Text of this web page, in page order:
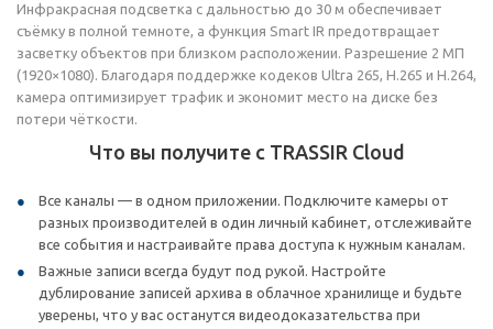
Инфракрасная подсветка с дальностью до 30 м обеспечивает
съёмку в полной темноте, а функция Smart IR предотвращает
засветку объектов при близком расположении. Разрешение 2 МП
(1920×1080). Благодаря поддержке кодеков Ultra 265, H.265 и H.264,
камера оптимизирует трафик и экономит место на диске без
потери чёткости.
Что вы получите с TRASSIR Cloud
Все каналы — в одном приложении. Подключите камеры от
разных производителей в один личный кабинет, отслеживайте
все события и настраивайте права доступа к нужным каналам.
Важные записи всегда будут под рукой. Настройте
дублирование записей архива в облачное хранилище и будьте
уверены, что у вас останутся видеодоказательства при